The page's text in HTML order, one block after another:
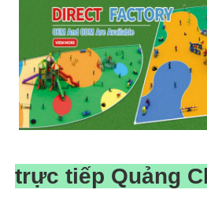
Trang chủ
Về chúng tôi
trực tiếp Quảng